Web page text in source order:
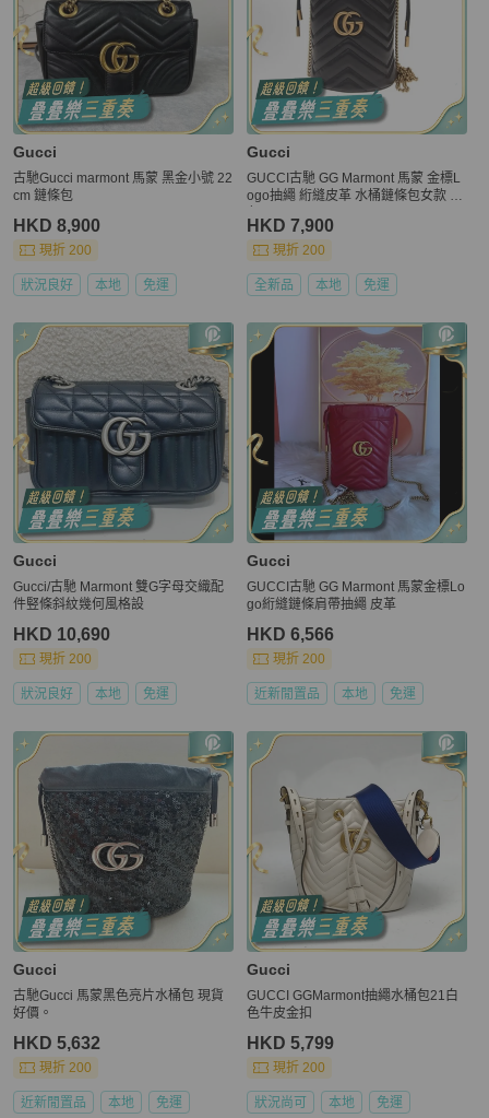
Gucci
古馳Gucci marmont 馬蒙 黑金小號 22
cm 鏈條包
HKD 8,900
現折 200
狀況良好 本地 免運
Gucci
GUCCI古馳 GG Marmont 馬蒙 金標L
ogo抽繩 絎縫皮革 水桶鏈條包女款 黑
HKD 7,900
現折 200
全新品 本地 免運
Gucci
Gucci/古馳 Marmont 雙G字母交織配
件竪條斜紋幾何風格設
HKD 10,690
現折 200
狀況良好 本地 免運
Gucci
GUCCI古馳 GG Marmont 馬蒙金標Lo
go絎縫鏈條肩帶抽繩 皮革
HKD 6,566
現折 200
近新閒置品 本地 免運
Gucci
古馳Gucci 馬蒙黑色亮片水桶包 現貨
好價。
HKD 5,632
現折 200
近新閒置品 本地 免運
Gucci
GUCCI GGMarmont抽繩水桶包21白
色牛皮金扣
HKD 5,799
現折 200
狀況尚可 本地 免運